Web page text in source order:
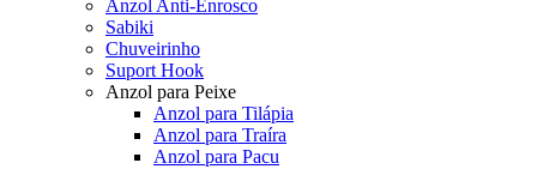
Anzol Anti-Enrosco
Sabiki
Chuveirinho
Suport Hook
Anzol para Peixe
Anzol para Tilápia
Anzol para Traíra
Anzol para Pacu